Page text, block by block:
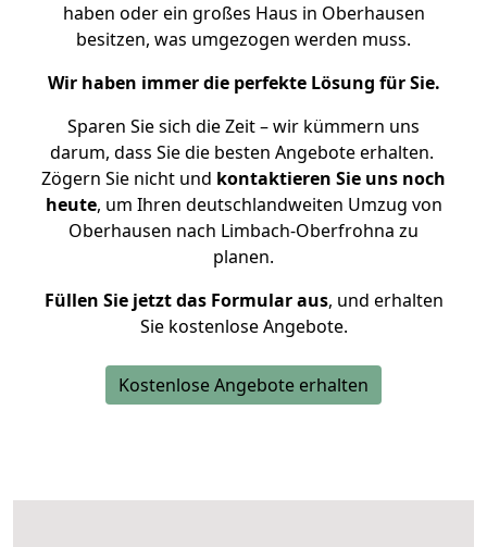
haben oder ein großes Haus in Oberhausen
besitzen, was umgezogen werden muss.
Wir haben immer die perfekte Lösung für Sie.
Sparen Sie sich die Zeit – wir kümmern uns
darum, dass Sie die besten Angebote erhalten.
Zögern Sie nicht und kontaktieren Sie uns noch
heute, um Ihren deutschlandweiten Umzug von
Oberhausen nach Limbach-Oberfrohna zu
planen.
Füllen Sie jetzt das Formular aus, und erhalten
Sie kostenlose Angebote.
Kostenlose Angebote erhalten